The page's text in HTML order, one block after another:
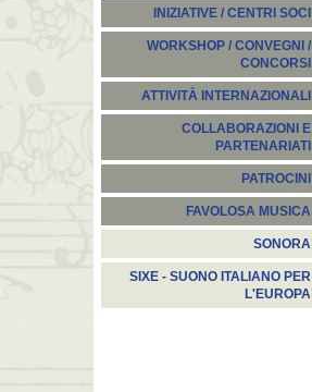
INIZIATIVE / CENTRI SOCI
WORKSHOP / CONVEGNI /
CONCORSI
ATTIVITÀ INTERNAZIONALI
COLLABORAZIONI E
PARTENARIATI
PATROCINI
FAVOLOSA MUSICA
SONORA
SIXE - SUONO ITALIANO PER
L'EUROPA